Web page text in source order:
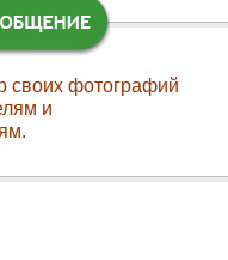
своих фотографий
и